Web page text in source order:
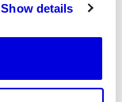
Show details